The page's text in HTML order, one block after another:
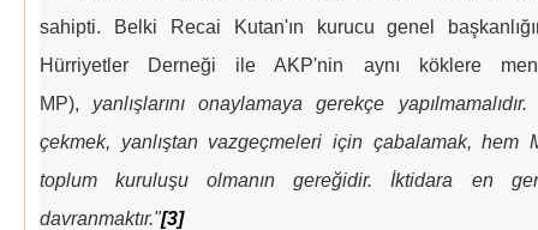
sahipti. Belki Recai Kutan'ın kurucu genel
Hürriyetler Derneği ile AKP'nin aynı köklere
MP), yanlışlarını onaylamaya gerekçe
çekmek, yanlıştan vazgeçmeleri için çabalamak, hem
toplum kuruluşu olmanın gereğidir. İktidara en
davranmaktır."[3]